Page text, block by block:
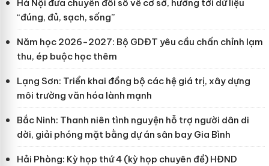
Hà Nội đưa chuyển đổi số về cơ sở, hướng tới dữ liệu
“đúng, đủ, sạch, sống”
Năm học 2026-2027: Bộ GDĐT yêu cầu chấn chỉnh lạm
thu, ép buộc học thêm
Lạng Sơn: Triển khai đồng bộ các hệ giá trị, xây dựng
môi trường văn hóa lành mạnh
Bắc Ninh: Thanh niên tình nguyện hỗ trợ người dân di
dời, giải phóng mặt bằng dự án sân bay Gia Bình
Hải Phòng: Kỳ họp thứ 4 (kỳ họp chuyên đề) HĐND